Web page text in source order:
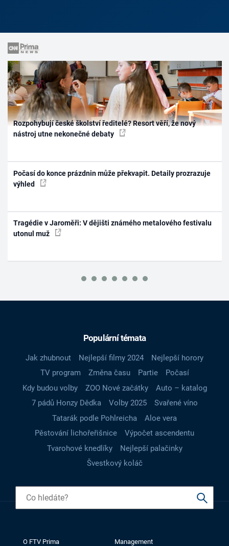
Rozpohybují české školství ředitelé? Resort věří, že nový
nástroj utne nekonečné debaty
Počasí do konce prázdnin může překvapit. Detaily prozrazuje
výhled
Tragédie v Jaroměři: V dějišti známého metalového festivalu
utonul muž
Populární témata
Jak zhubnout Nejlepší filmy 2024
Nejlepší horory
TV program
Změna času Partie
Počasí
Kdy budou volby
ZOO Nové začátky
Auto – katalog
7 pádů Honzy Dědka
Volby 2025
Svařené víno
Tatarák podle Pohlreicha
Aloe vera
Pěstování lichořeřišnice
Výpočet ascendentu
Tvarohové knedlíky
Nejlepší palačinky
Švestkový koláč
O FTV Prima Management